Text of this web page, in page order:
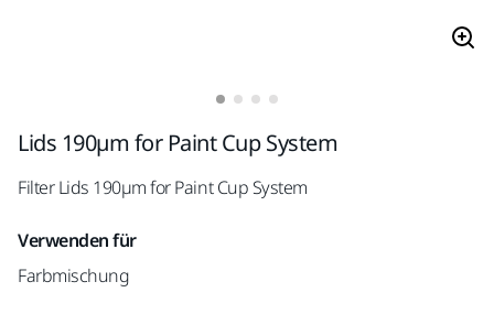
Lids 190µm for Paint Cup System
Filter Lids 190µm for Paint Cup System
Verwenden für
Farbmischung